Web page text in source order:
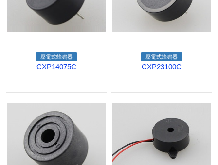
壓電式蜂鳴器
CXP14075C
壓電式蜂鳴器
CXP23100C